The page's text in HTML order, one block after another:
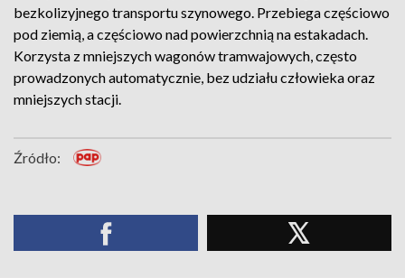
bezkolizyjnego transportu szynowego. Przebiega częściowo
pod ziemią, a częściowo nad powierzchnią na estakadach.
Korzysta z mniejszych wagonów tramwajowych, często
prowadzonych automatycznie, bez udziału człowieka oraz
mniejszych stacji.
Źródło: